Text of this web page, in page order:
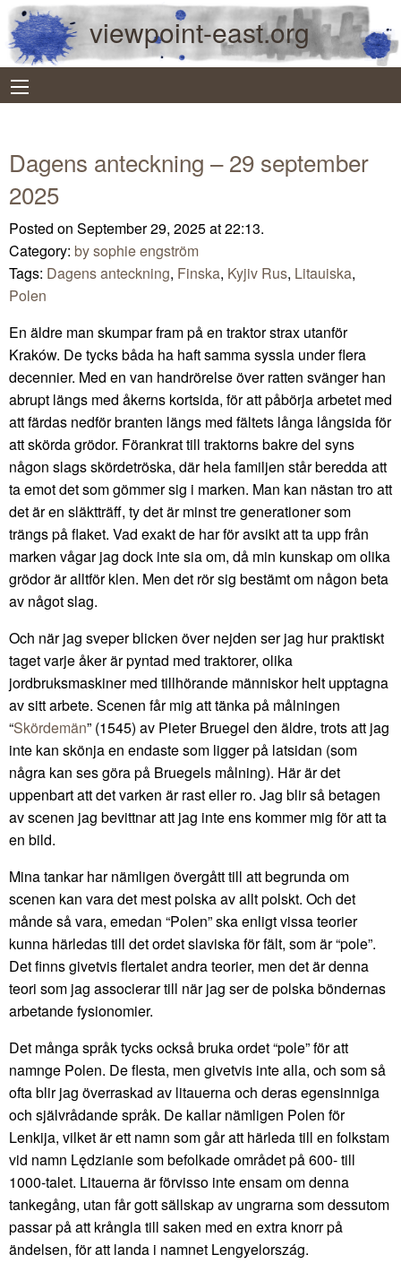
viewpoint-east.org
Dagens anteckning – 29 september
2025
Posted on September 29, 2025 at 22:13.
Category: by sophie engström
Tags: Dagens anteckning, Finska, Kyjiv Rus, Litauiska,
Polen
En äldre man skumpar fram på en traktor strax utanför
Kraków. De tycks båda ha haft samma syssla under flera
decennier. Med en van handrörelse över ratten svänger han
abrupt längs med åkerns kortsida, för att påbörja arbetet med
att färdas nedför branten längs med fältets långa långsida för
att skörda grödor. Förankrat till traktorns bakre del syns
någon slags skördetröska, där hela familjen står beredda att
ta emot det som gömmer sig i marken. Man kan nästan tro att
det är en släktträff, ty det är minst tre generationer som
trängs på flaket. Vad exakt de har för avsikt att ta upp från
marken vågar jag dock inte sia om, då min kunskap om olika
grödor är alltför klen. Men det rör sig bestämt om någon beta
av något slag.
Och när jag sveper blicken över nejden ser jag hur praktiskt
taget varje åker är pyntad med traktorer, olika
jordbruksmaskiner med tillhörande människor helt upptagna
av sitt arbete. Scenen får mig att tänka på målningen
“Skördemän” (1545) av Pieter Bruegel den äldre, trots att jag
inte kan skönja en endaste som ligger på latsidan (som
några kan ses göra på Bruegels målning). Här är det
uppenbart att det varken är rast eller ro. Jag blir så betagen
av scenen jag bevittnar att jag inte ens kommer mig för att ta
en bild.
Mina tankar har nämligen övergått till att begrunda om
scenen kan vara det mest polska av allt polskt. Och det
månde så vara, emedan “Polen” ska enligt vissa teorier
kunna härledas till det ordet slaviska för fält, som är “pole”.
Det finns givetvis flertalet andra teorier, men det är denna
teori som jag associerar till när jag ser de polska böndernas
arbetande fysionomier.
Det många språk tycks också bruka ordet “pole” för att
namnge Polen. De flesta, men givetvis inte alla, och som så
ofta blir jag överraskad av litauerna och deras egensinniga
och självrådande språk. De kallar nämligen Polen för
Lenkija, vilket är ett namn som går att härleda till en folkstam
vid namn Lędzianie som befolkade området på 600- till
1000-talet. Litauerna är förvisso inte ensam om denna
tankegång, utan får gott sällskap av ungrarna som dessutom
passar på att krångla till saken med en extra knorr på
ändelsen, för att landa i namnet Lengyelország.